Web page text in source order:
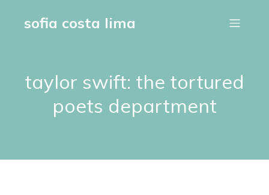
sofia costa lima
taylor swift: the tortured
poets department